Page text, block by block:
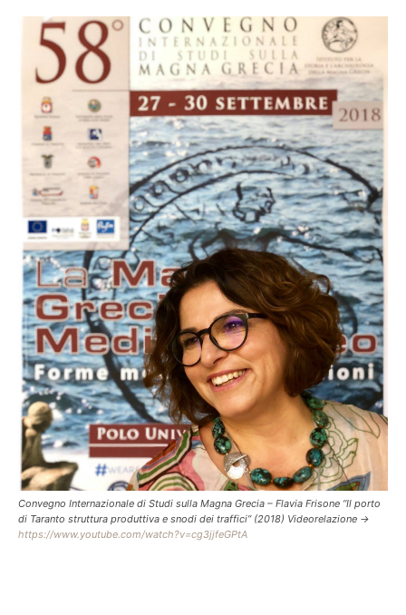
Convegno Internazionale di Studi sulla Magna Grecia – Flavia Frisone “Il porto
di Taranto struttura produttiva e snodi dei traffici” (2018) Videorelazione ->
https://www.youtube.com/watch?v=cg3jjfeGPtA